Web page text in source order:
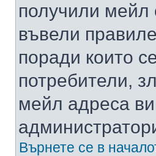
получили мейл
въвели
поради които
потребители,
мейл адреса
Върнете се в